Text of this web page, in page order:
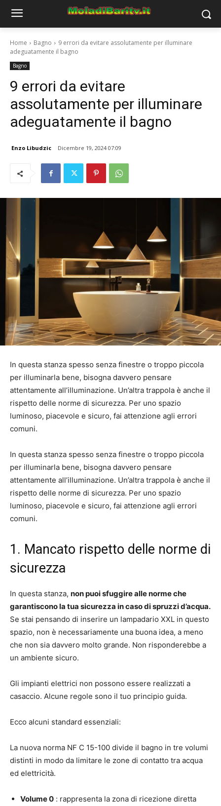
Home Bagno
9 errori da evitare assolutamente per illuminare
adeguatamente il bagno
Bagno
9 errori da evitare
assolutamente per illuminare
adeguatamente il bagno
Enzo Libudzic Dicembre 19, 2024 07:09
In questa stanza spesso senza finestre o troppo piccola
per illuminarla bene, bisogna davvero pensare
attentamente all’illuminazione. Un’altra trappola è anche il
rispetto delle norme di sicurezza. Per uno spazio
luminoso, piacevole e sicuro, fai attenzione agli errori
comuni.
In questa stanza spesso senza finestre o troppo piccola
per illuminarla bene, bisogna davvero pensare
attentamente all’illuminazione. Un’altra trappola è anche il
rispetto delle norme di sicurezza. Per uno spazio
luminoso, piacevole e sicuro, fai attenzione agli errori
comuni.
1. Mancato rispetto delle norme di
sicurezza
In questa stanza, non puoi sfuggire alle norme che
garantiscono la tua sicurezza in caso di spruzzi d’acqua.
Se stai pensando di inserire un lampadario XXL in questo
spazio, non è necessariamente una buona idea, a meno
che non sia davvero molto grande. Non risponderebbe a
un ambiente sicuro.
Gli impianti elettrici non possono essere realizzati a
casaccio. Alcune regole sono il tuo principio guida.
Ecco alcuni standard essenziali:
La nuova norma NF C 15-100 divide il bagno in tre volumi
distinti in modo da limitare le zone di contatto tra acqua
ed elettricità.
Volume 0 : rappresenta la zona di ricezione diretta